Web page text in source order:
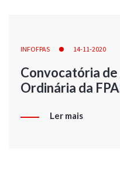
INFOFPAS 14-11-2020
Convocatória
Ordinária da
Ler mais